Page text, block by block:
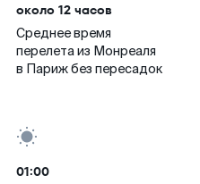
около 12 часов
Среднее время
перелета из Монреаля
в Париж без пересадок
01:00